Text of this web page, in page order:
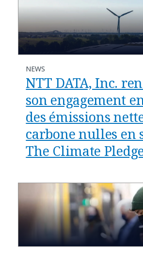
NEWS
NTT DATA, Inc.
son engagement
des émissions
carbone nulles en
The Climate